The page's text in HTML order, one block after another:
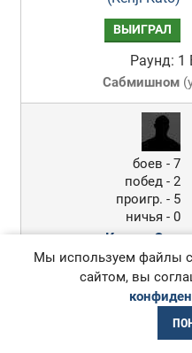
ВЫИГРАЛ
Раунд: 1
Сабмишном(
боев - 7
побед - 2
проигр. - 5
ничья - 0
Коджи Ода
(Koji Oda)
ВЫИГРАЛ
Раунд: 1
удушение
Мы используем файлы
сайтом, вы